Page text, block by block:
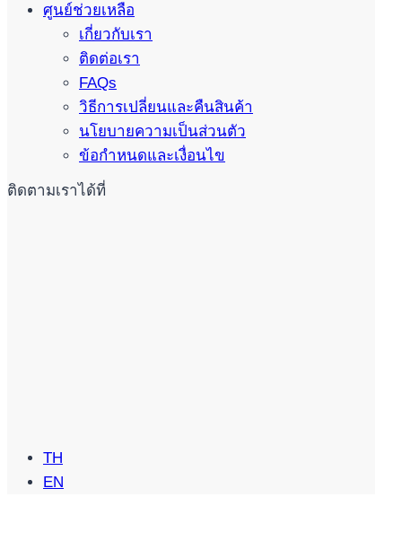
ศูนย์ช่วยเหลือ
เกี่ยวกับเรา
ติดต่อเรา
FAQs
วิธีการเปลี่ยนและคืนสินค้า
นโยบายความเป็นส่วนตัว
ข้อกำหนดและเงื่อนไข
ติดตามเราได้ที่
TH
EN